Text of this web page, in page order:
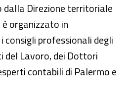
dalla Direzione territoriale
organizzato in
consigli professionali degli
del Lavoro, dei Dottori
contabili di Palermo e